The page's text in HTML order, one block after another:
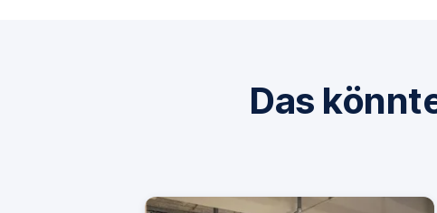
Das